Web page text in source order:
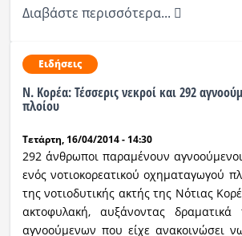
Διαβάστε περισσότερα...
Ειδήσεις
Ν. Κορέα: Τέσσερις νεκροί και 292
πλοίου
Τετάρτη, 16/04/2014 - 14:30
292 άνθρωποι παραμένουν
ενός νοτιοκορεατικού οχηματαγωγού
της νοτιοδυτικής ακτής της Νότιας
ακτοφυλακή, αυξάνοντας
αγνοούμενων που είχε ανακοινώσει